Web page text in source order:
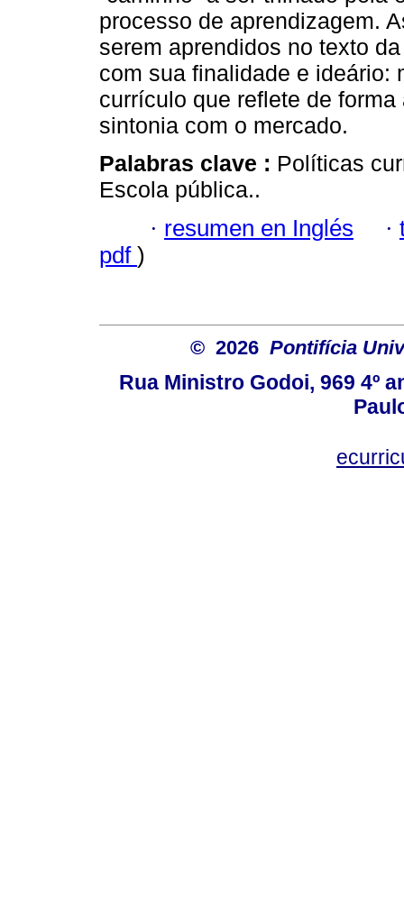
processo de aprendizagem.
serem aprendidos no texto
com sua finalidade e ideário:
currículo que reflete de
sintonia com o mercado.
Palabras clave : Políticas
Escola pública..
· resumen en Inglés ·
pdf )
© 2026 Pontifícia
Rua Ministro Godoi, 969 4º